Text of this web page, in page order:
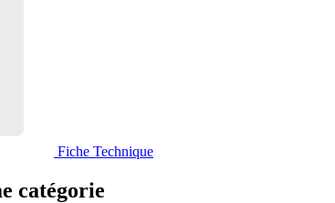
Fiche Technique
catégorie